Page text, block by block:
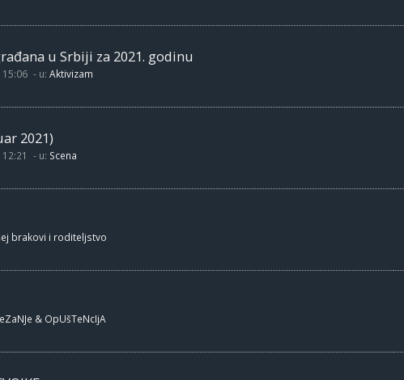
u Srbiji za 2021. godinu
15:06 - u: Aktivizam
2021)
- u: Scena
brakovi i roditeljstvo
& OpUšTeNcIjA